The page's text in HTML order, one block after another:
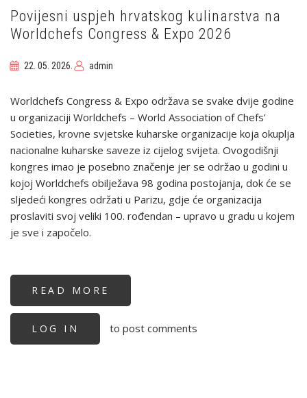
Povijesni uspjeh hrvatskog kulinarstva na
Worldchefs Congress & Expo 2026
22. 05. 2026. admin
Worldchefs Congress & Expo održava se svake dvije godine
u organizaciji Worldchefs – World Association of Chefs’
Societies, krovne svjetske kuharske organizacije koja okuplja
nacionalne kuharske saveze iz cijelog svijeta. Ovogodišnji
kongres imao je posebno značenje jer se održao u godini u
kojoj Worldchefs obilježava 98 godina postojanja, dok će se
sljedeći kongres održati u Parizu, gdje će organizacija
proslaviti svoj veliki 100. rođendan – upravo u gradu u kojem
je sve i započelo.
READ MORE
USPJEH
KULINARSTVA
NA
LOG IN to post comments